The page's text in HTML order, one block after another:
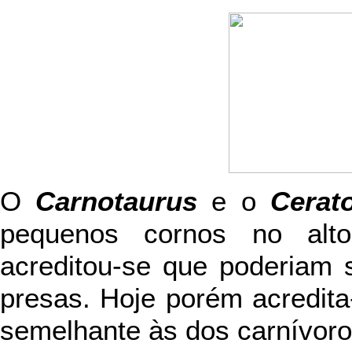
O Carnotaurus e o
pequenos cornos no
acreditou-se que
presas. Hoje porém
semelhante às dos